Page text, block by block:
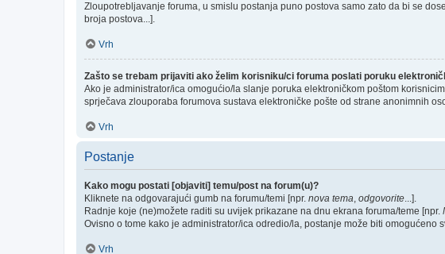
Zloupotrebljavanje foruma, u smislu postanja puno postova samo zato da bi se
broja postova...].
Vrh
Zašto se trebam prijaviti ako želim korisniku/ci foruma poslati poruku
Ako je administrator/ica omogućio/la slanje poruka elektroničkom poštom
sprječava zlouporaba forumova sustava elektroničke pošte od strane anonimnih
Vrh
Postanje
Kako mogu postati [objaviti] temu/post na forum(u)?
Kliknete na odgovarajući gumb na forumu/temi [npr. nova tema, odgovorite...].
Radnje koje (ne)možete raditi su uvijek prikazane na dnu ekrana foruma/teme [npr.
Ovisno o tome kako je administrator/ica odredio/la, postanje može biti omogućeno
Vrh